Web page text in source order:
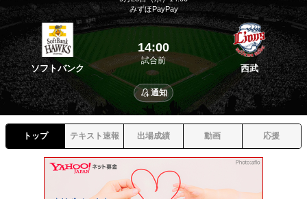
みずほPayPay
ソフトバンク
14:00
試合前
西武
通知
トップ テキスト速報 出場成績 動画 応援